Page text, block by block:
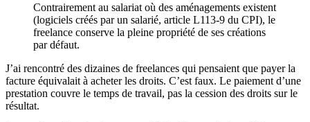
Contrairement au salariat où des aménagements existent
(logiciels créés par un salarié, article L113-9 du CPI), le
freelance conserve la pleine propriété de ses créations
par défaut.
J’ai rencontré des dizaines de freelances qui pensaient que payer la
facture équivalait à acheter les droits. C’est faux. Le paiement d’une
prestation couvre le temps de travail, pas la cession des droits sur le
résultat.